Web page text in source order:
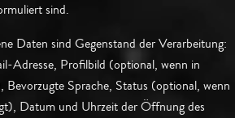
sind.
Daten sind Gegenstand der Verarbeitung:
Adresse, Profilbild (optional, wenn in
Sprache, Status (optional, wenn
Datum und Uhrzeit der Öffnung des